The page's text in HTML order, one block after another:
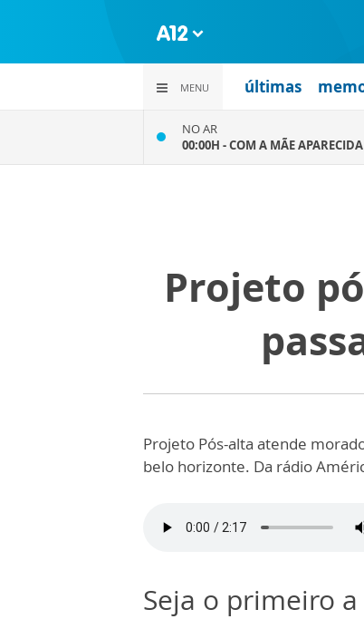
MENU últimas
NO AR
00:00H -COM A MÃE APARECIDA
Projeto
Projeto Pós-alta atende
belo horizonte. Da rádio
Seja o primeiro